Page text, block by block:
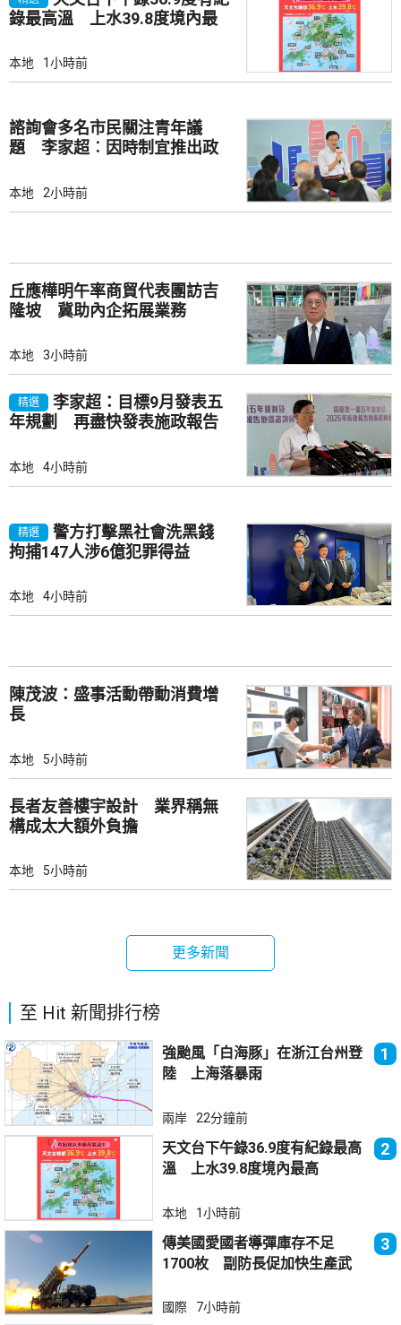
錄最高溫 上水39.8度境內最
本地 1小時前
諮詢會多名市民關注青年議
題 李家超︰因時制宜推出政
本地 2小時前
丘應樺明午率商貿代表團訪吉
隆坡 冀助內企拓展業務
本地 3小時前
精選
李家超：目標9月發表五
年規劃 再盡快發表施政報告
本地 4小時前
精選
警方打擊黑社會洗黑錢
拘捕147人涉6億犯罪得益
本地 4小時前
陳茂波：盛事活動帶動消費增
長
本地 5小時前
長者友善樓宇設計 業界稱無
構成太大額外負擔
本地 5小時前
更多新聞
至 Hit 新聞排行榜
強颱風「白海豚」在浙江台州登
陸 上海落暴雨
1
兩岸 22分鐘前
天文台下午錄36.9度有紀錄最高
溫 上水39.8度境內最高
2
本地 1小時前
傳美國愛國者導彈庫存不足
1700枚 副防長促加快生產武
3
國際 7小時前